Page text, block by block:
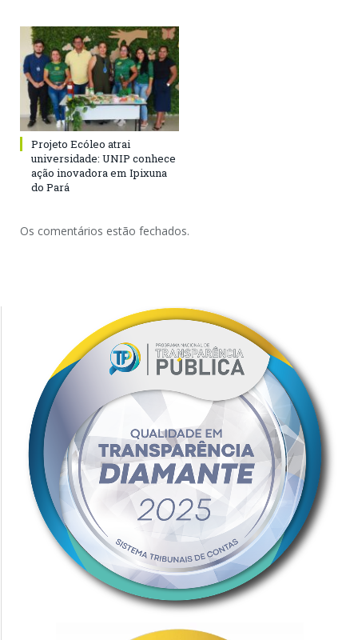
Projeto Ecóleo atrai
universidade: UNIP conhece
ação inovadora em Ipixuna
do Pará
Os comentários estão fechados.